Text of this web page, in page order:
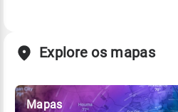
Explore os mapas
Mapas